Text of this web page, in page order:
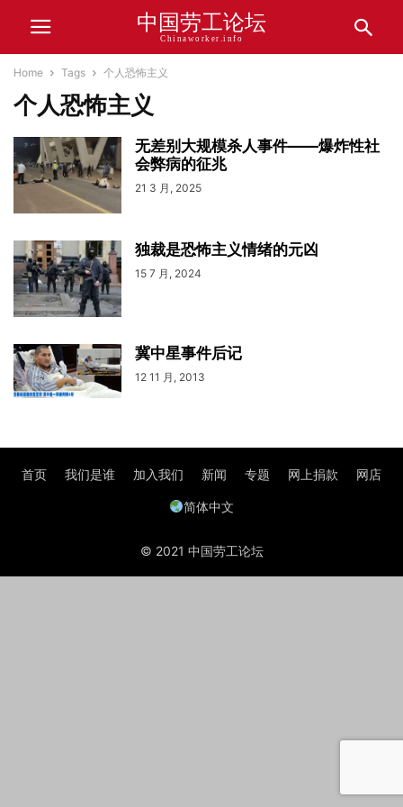
中国劳工论坛
Chinaworker.info
Home Tags 个人恐怖主义
个人恐怖主义
无差别大规模杀人事件——爆炸性社
会弊病的征兆
21 3 月, 2025
独裁是恐怖主义情绪的元凶
15 7 月, 2024
冀中星事件后记
12 11 月, 2013
首页 我们是谁 加入我们 新闻 专题 网上捐款 网店
简体中文
© 2021 中国劳工论坛